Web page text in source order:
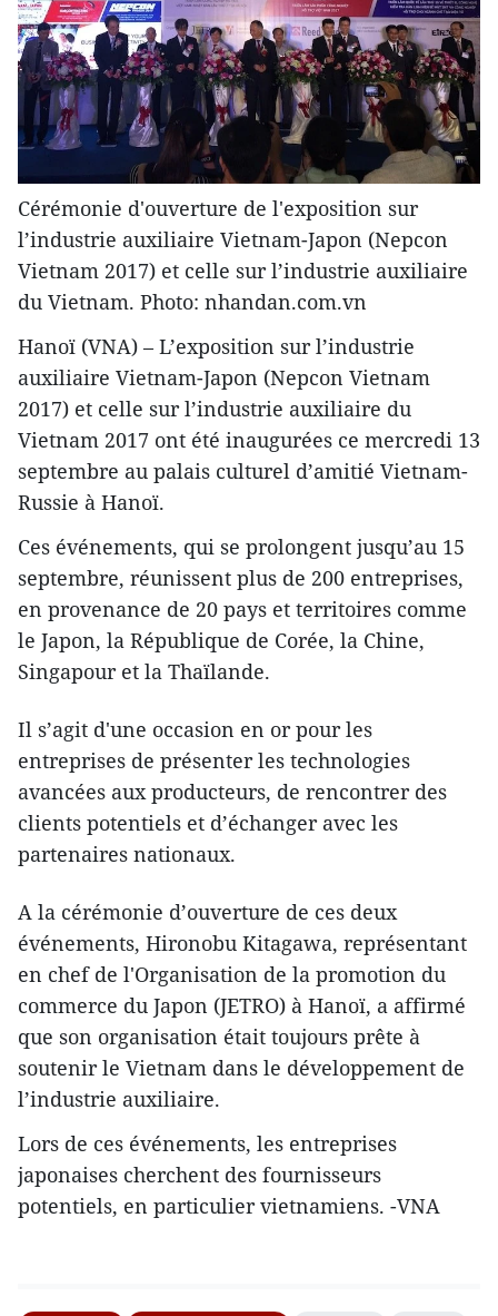
Cérémonie d'ouverture de l'exposition sur
l’industrie auxiliaire Vietnam-Japon (Nepcon
Vietnam 2017) et celle sur l’industrie auxiliaire
du Vietnam. Photo: nhandan.com.vn
Hanoï (VNA) – L’exposition sur l’industrie
auxiliaire Vietnam-Japon (Nepcon Vietnam
2017) et celle sur l’industrie auxiliaire du
Vietnam 2017 ont été inaugurées ​ce mercredi 13
septembre au palais culturel d’amitié Vietnam-
Russie à Hanoï.
Ces événements, qui se prolongent jusqu’au 15
septembre, réunissent plus de 200 entreprises,
en provenance de 20 pays et territoires comme
le Japon, la République de Corée, la Chine,
Singapour et la Thaïlande.
Il s’agit d'une occasion en or pour les
entreprises de présenter les technologies
avancées aux producteurs, de rencontrer des
clients potentiels et d’échanger avec les
partenaires nationaux.
A la cérémonie d’ouverture de ces deux
événements, Hironobu Kitagawa, représentant
en chef de l'Organisation de la promotion du
commerce du Japon (JETRO) à Hanoï, a affirmé
que son organisation était toujours prête à
soutenir le Vietnam dans le développement de
l’industrie auxiliaire.
Lors de ces événements, les entreprises
japonaises cherchent des fournisseurs
potentiels, en particulier ​vietnamiens. -VNA